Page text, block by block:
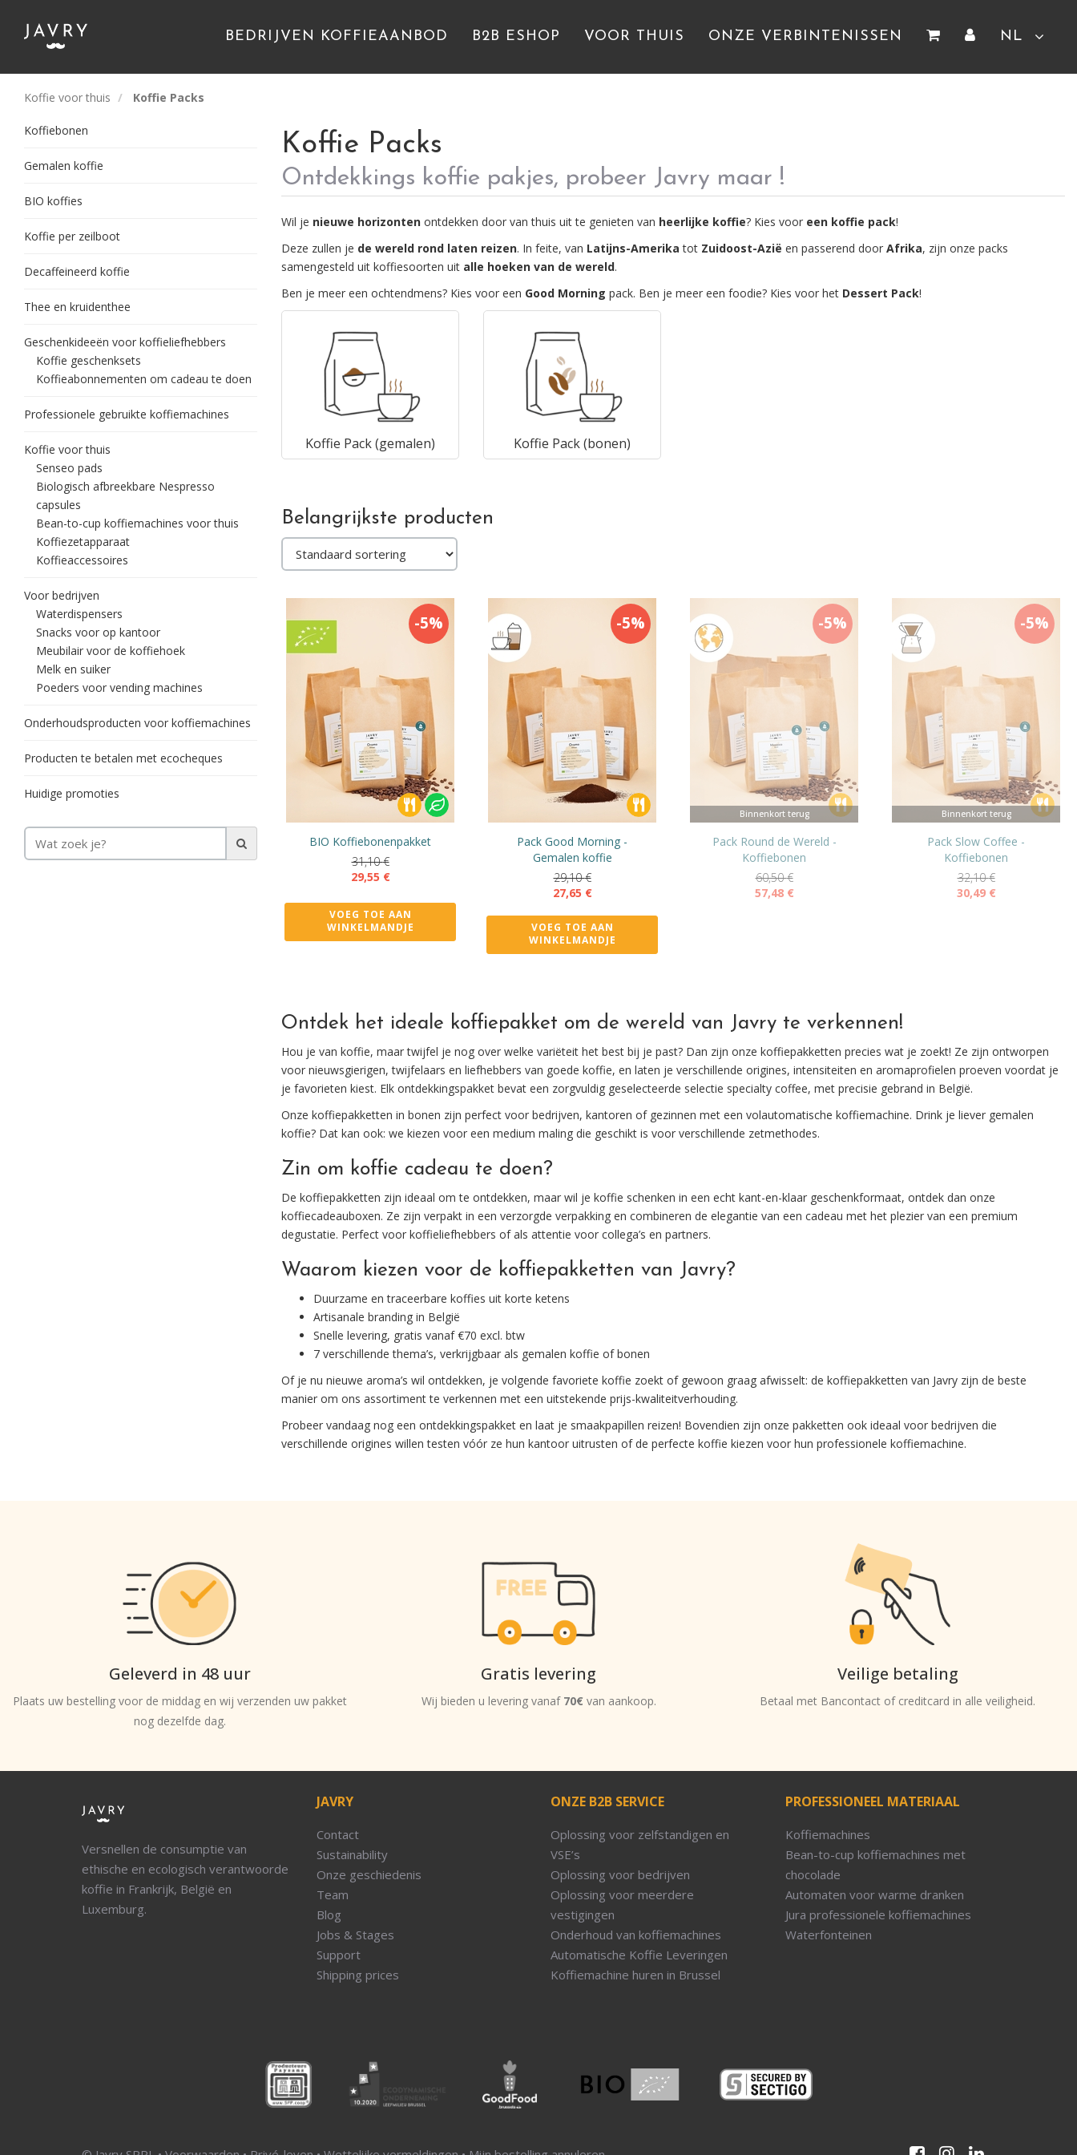
BEDRIJVEN KOFFIEAANBOD B2B ESHOP VOOR THUIS ONZE VERBINTENISSEN NL
Koffie voor thuis Koffie Packs
Koffiebonen
Gemalen koffie
BIO koffies
Koffie per zeilboot
Decaffeineerd koffie
Thee en kruidenthee
Geschenkideeën voor koffieliefhebbers
Koffie geschenksets
Koffieabonnementen om cadeau te doen
Professionele gebruikte koffiemachines
Koffie voor thuis
Senseo pads
Biologisch afbreekbare Nespresso
capsules
Bean-to-cup koffiemachines voor thuis
Koffiezetapparaat
Koffieaccessoires
Voor bedrijven
Waterdispensers
Snacks voor op kantoor
Meubilair voor de koffiehoek
Melk en suiker
Poeders voor vending machines
Onderhoudsproducten voor koffiemachines
Producten te betalen met ecocheques
Huidige promoties
Koffie Packs
Ontdekkings koffie pakjes, probeer Javry maar !
Wil je nieuwe horizonten ontdekken door van thuis uit te genieten van heerlijke koffie? Kies voor een koffie pack!
Deze zullen je de wereld rond laten reizen. In feite, van Latijns-Amerika tot Zuidoost-Azië en passerend door Afrika, zijn onze packs
samengesteld uit koffiesoorten uit alle hoeken van de wereld.
Ben je meer een ochtendmens? Kies voor een Good Morning pack. Ben je meer een foodie? Kies voor het Dessert Pack!
Koffie Pack (gemalen) Koffie Pack (bonen)
Belangrijkste producten
-5%
BIO Koffiebonenpakket
31,10 €
29,55 €
VOEG TOE AAN
WINKELMANDJE
-5%
Pack Good Morning -
Gemalen koffie
29,10 €
27,65 €
VOEG TOE AAN
WINKELMANDJE
-5%
Binnenkort terug
Pack Round de Wereld -
Koffiebonen
60,50 €
57,48 €
-5%
Binnenkort terug
Pack Slow Coffee -
Koffiebonen
32,10 €
30,49 €
Ontdek het ideale koffiepakket om de wereld van Javry te verkennen!
Hou je van koffie, maar twijfel je nog over welke variëteit het best bij je past? Dan zijn onze koffiepakketten precies wat je zoekt! Ze zijn ontworpen
voor nieuwsgierigen, twijfelaars en liefhebbers van goede koffie, en laten je verschillende origines, intensiteiten en aromaprofielen proeven voordat je
je favorieten kiest. Elk ontdekkingspakket bevat een zorgvuldig geselecteerde selectie specialty coffee, met precisie gebrand in België.
Onze koffiepakketten in bonen zijn perfect voor bedrijven, kantoren of gezinnen met een volautomatische koffiemachine. Drink je liever gemalen
koffie? Dat kan ook: we kiezen voor een medium maling die geschikt is voor verschillende zetmethodes.
Zin om koffie cadeau te doen?
De koffiepakketten zijn ideaal om te ontdekken, maar wil je koffie schenken in een echt kant-en-klaar geschenkformaat, ontdek dan onze
koffiecadeauboxen. Ze zijn verpakt in een verzorgde verpakking en combineren de elegantie van een cadeau met het plezier van een premium
degustatie. Perfect voor koffieliefhebbers of als attentie voor collega’s en partners.
Waarom kiezen voor de koffiepakketten van Javry?
Duurzame en traceerbare koffies uit korte ketens
Artisanale branding in België
Snelle levering, gratis vanaf €70 excl. btw
7 verschillende thema’s, verkrijgbaar als gemalen koffie of bonen
Of je nu nieuwe aroma’s wil ontdekken, je volgende favoriete koffie zoekt of gewoon graag afwisselt: de koffiepakketten van Javry zijn de beste
manier om ons assortiment te verkennen met een uitstekende prijs-kwaliteitverhouding.
Probeer vandaag nog een ontdekkingspakket en laat je smaakpapillen reizen! Bovendien zijn onze pakketten ook ideaal voor bedrijven die
verschillende origines willen testen vóór ze hun kantoor uitrusten of de perfecte koffie kiezen voor hun professionele koffiemachine.
Geleverd in 48 uur
Plaats uw bestelling voor de middag en wij verzenden uw pakket
nog dezelfde dag.
Gratis levering
Wij bieden u levering vanaf 70€ van aankoop.
Veilige betaling
Betaal met Bancontact of creditcard in alle veiligheid.
Versnellen de consumptie van
ethische en ecologisch verantwoorde
koffie in Frankrijk, België en
Luxemburg.
JAVRY
Contact
Sustainability
Onze geschiedenis
Team
Blog
Jobs & Stages
Support
Shipping prices
ONZE B2B SERVICE
Oplossing voor zelfstandigen en
VSE’s
Oplossing voor bedrijven
Oplossing voor meerdere
vestigingen
Onderhoud van koffiemachines
Automatische Koffie Leveringen
Koffiemachine huren in Brussel
PROFESSIONEEL MATERIAAL
Koffiemachines
Bean-to-cup koffiemachines met
chocolade
Automaten voor warme dranken
Jura professionele koffiemachines
Waterfonteinen